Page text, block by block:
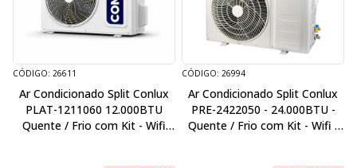
CÓDIGO: 26611
Ar Condicionado Split Conlux
PLAT-1211060 12.000BTU
Quente / Frio com Kit - Wifi
CÓDIGO: 26994
Ar Condicionado Split Conlux
PRE-2422050 - 24.000BTU -
Quente / Frio com Kit - Wifi -